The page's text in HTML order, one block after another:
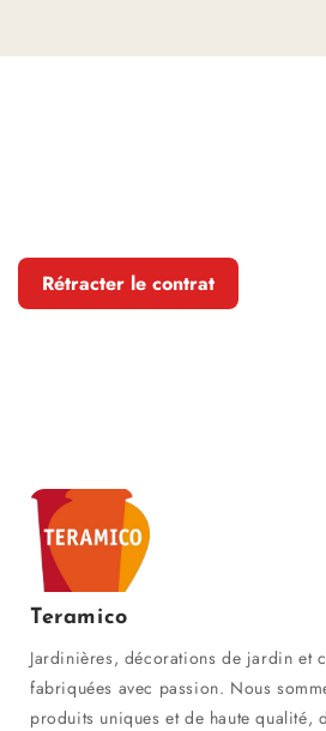
Rétracter le contrat
Teramico
Jardinières, décorations de jardin et
fabriquées avec passion. Nous
produits uniques et de haute qualité,